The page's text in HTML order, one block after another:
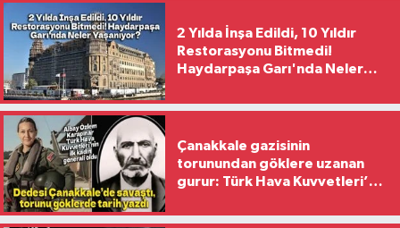
2 Yılda İnşa Edildi, 10 Yıldır
Restorasyonu Bitmedi!
Haydarpaşa Garı'nda Neler
Çanakkale gazisinin
torunundan göklere uzanan
gurur: Türk Hava Kuvvetleri’nin